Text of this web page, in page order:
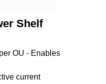
Shelf
OU - Enables
current